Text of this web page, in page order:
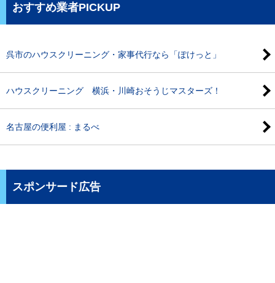
おすすめ業者PICKUP
呉市のハウスクリーニング・家事代行なら「ぽけっと」
ハウスクリーニング 横浜・川崎おそうじマスターズ！
名古屋の便利屋 : まるべ
スポンサード広告